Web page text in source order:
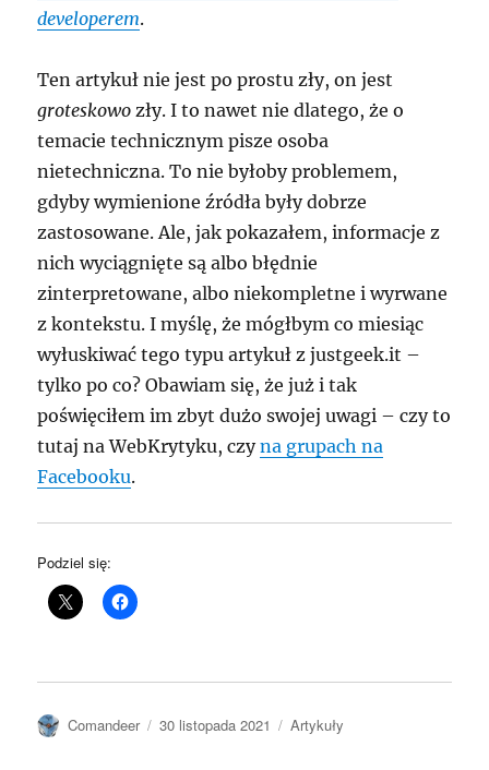
developerem.
Ten artykuł nie jest po prostu zły, on jest
groteskowo zły. I to nawet nie dlatego, że o
temacie technicznym pisze osoba
nietechniczna. To nie byłoby problemem,
gdyby wymienione źródła były dobrze
zastosowane. Ale, jak pokazałem, informacje z
nich wyciągnięte są albo błędnie
zinterpretowane, albo niekompletne i wyrwane
z kontekstu. I myślę, że mógłbym co miesiąc
wyłuskiwać tego typu artykuł z justgeek.it –
tylko po co? Obawiam się, że już i tak
poświęciłem im zbyt dużo swojej uwagi – czy to
tutaj na WebKrytyku, czyna grupach na
Facebooku.
Podziel się:
Autor
Comandeer
Data
30 listopada 2021 Kategorie
Artykuły